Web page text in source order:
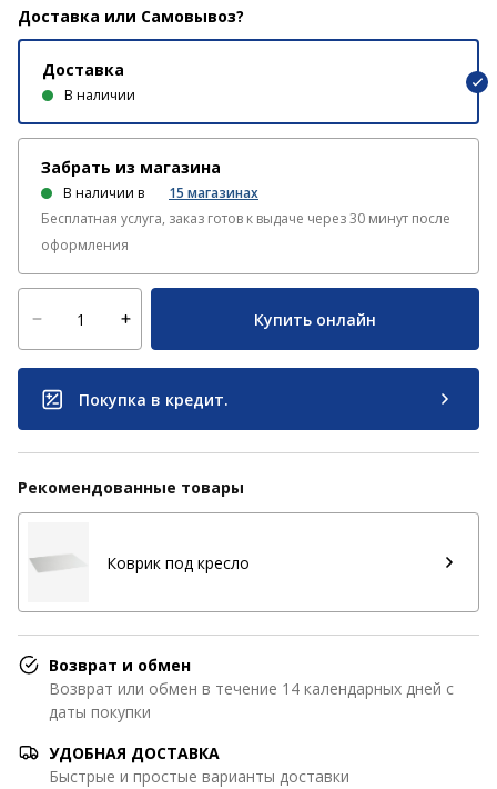
Доставка или Самовывоз?
Доставка
В наличии
Забрать из магазина
В наличии в 15 магазинах
Бесплатная услуга, заказ готов к выдаче через 30 минут после
оформления
Купить онлайн
Покупка в кредит.
Рекомендованные товары
Коврик под кресло
Возврат и обмен
Возврат или обмен в течение 14 календарных дней с
даты покупки
УДОБНАЯ ДОСТАВКА
Быстрые и простые варианты доставки